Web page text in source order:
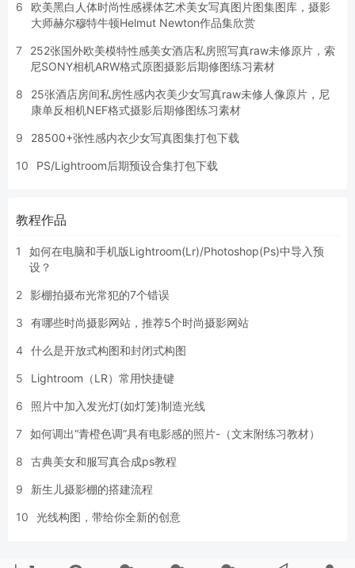
6
欧美黑白人体时尚性感裸体艺术美女写真图片图集图库，摄影
大师赫尔穆特牛顿Helmut Newton作品集欣赏
7
252张国外欧美模特性感美女酒店私房照写真raw未修原片，索
尼SONY相机ARW格式原图摄影后期修图练习素材
8
25张酒店房间私房性感内衣美少女写真raw未修人像原片，尼
康单反相机NEF格式摄影后期修图练习素材
9 28500+张性感内衣少女写真图集打包下载
10 PS/Lightroom后期预设合集打包下载
教程作品
1
如何在电脑和手机版Lightroom(Lr)/Photoshop(Ps)中导入预
设？
2 影棚拍摄布光常犯的7个错误
3 有哪些时尚摄影网站，推荐5个时尚摄影网站
4 什么是开放式构图和封闭式构图
5 Lightroom（LR）常用快捷键
6 照片中加入发光灯(如灯笼)制造光线
7 如何调出“青橙色调”具有电影感的照片-（文末附练习教材）
8 古典美女和服写真合成ps教程
9 新生儿摄影棚的搭建流程
10 光线构图，带给你全新的创意